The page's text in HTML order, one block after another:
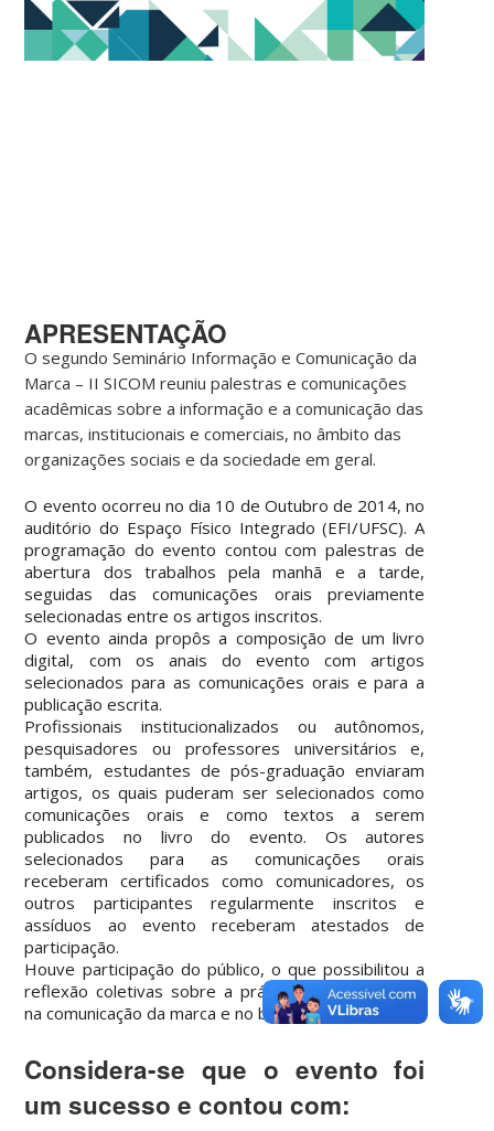
APRESENTAÇÃO
O segundo Seminário Informação e Comunicação da
Marca – II SICOM reuniu palestras e comunicações
acadêmicas sobre a informação e a comunicação das
marcas, institucionais e comerciais, no âmbito das
organizações sociais e da sociedade em geral.
O evento ocorreu no dia 10 de Outubro de 2014, no
auditório do Espaço Físico Integrado (EFI/UFSC). A
programação do evento contou com palestras de
abertura dos trabalhos pela manhã e a tarde,
seguidas das comunicações orais previamente
selecionadas entre os artigos inscritos.
O evento ainda propôs a composição de um livro
digital, com os anais do evento com artigos
selecionados para as comunicações orais e para a
publicação escrita.
Profissionais institucionalizados ou autônomos,
pesquisadores ou professores universitários e,
também, estudantes de pós-graduação enviaram
artigos, os quais puderam ser selecionados como
comunicações orais e como textos a serem
publicados no livro do evento. Os autores
selecionados para as comunicações orais
receberam certificados como comunicadores, os
outros participantes regularmente inscritos e
assíduos ao evento receberam atestados de
participação.
Houve participação do público, o que possibilitou a
reflexão coletivas sobre a prática e as tendências
na comunicação da marca e no branding.
Considera-se que o evento foi
um sucesso e contou com: